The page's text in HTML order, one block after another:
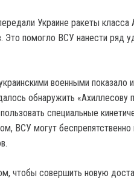
Украине ракеты класса
Это помогло ВСУ нанести ряд
военными
обнаружить «Ахиллесову
специальные
ВСУ могут
чтобы совершить новую